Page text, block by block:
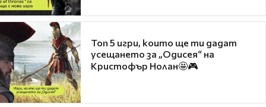
Топ 5 игри, които ще ти дадат
усещането за „Одисея“ на
Кристофър Нолан🤩🎮